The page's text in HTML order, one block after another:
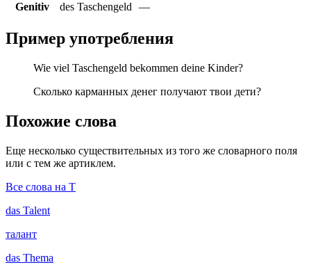
Genitiv
des Taschengeld —
Пример употребления
Wie viel Taschengeld bekommen deine Kinder?
Сколько карманных денег получают твои дети?
Похожие слова
Еще несколько существительных из того же словарного поля
или с тем же артиклем.
Все слова на T
das Talent
талант
das Thema